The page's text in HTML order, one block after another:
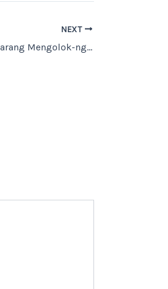
NEXT
Menjaga Adab dan Akhlak: Islam Melarang Mengolok-ngolok Orang Lain